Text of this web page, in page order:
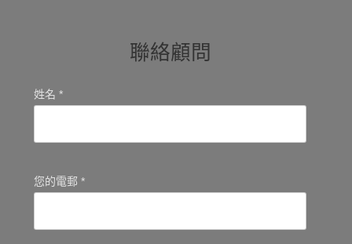
聯絡顧問
姓名 *
您的電郵 *